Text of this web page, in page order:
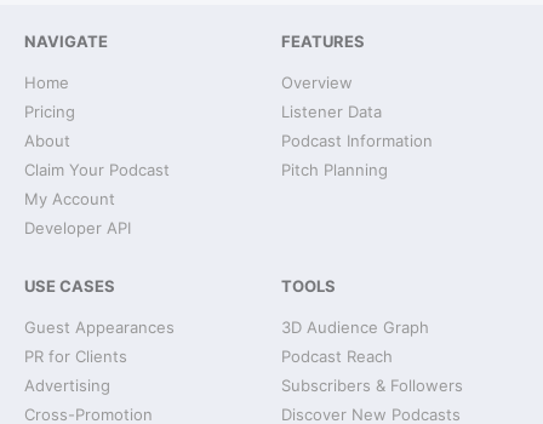
NAVIGATE
Home
Pricing
About
Claim Your Podcast
My Account
Developer API
FEATURES
Overview
Listener Data
Podcast Information
Pitch Planning
USE CASES
Guest Appearances
PR for Clients
Advertising
Cross-Promotion
TOOLS
3D Audience Graph
Podcast Reach
Subscribers & Followers
Discover New Podcasts